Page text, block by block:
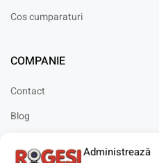
Administrează
Cos cumparaturi
COMPANIE
Contact
Blog